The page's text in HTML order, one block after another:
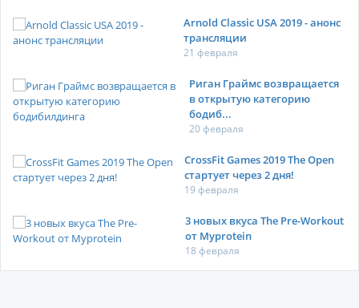
Arnold Classic USA 2019 - анонс
трансляции
21 февраля
Риган Граймс возвращается
в открытую категорию
бодиб...
20 февраля
CrossFit Games 2019 The Open
стартует через 2 дня!
19 февраля
3 новых вкуса The Pre-Workout
от Myprotein
18 февраля